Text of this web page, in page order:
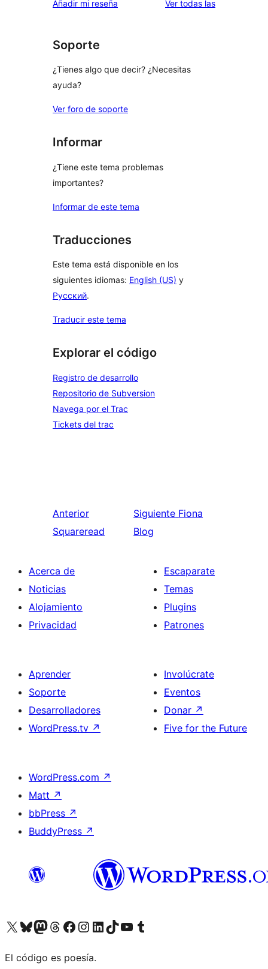
Añadir mi reseña Ver todas lasvaloraciones
Soporte
¿Tienes algo que decir? ¿Necesitas
ayuda?
Ver foro de soporte
Informar
¿Tiene este tema problemas
importantes?
Informar de este tema
Traducciones
Este tema está disponible en los
siguientes idiomas: English (US) y
Русский.
Traducir este tema
Explorar el código
Registro de desarrollo
Repositorio de Subversion
Navega por el Trac
Tickets del trac
Anterior
Squareread
Siguiente Fiona
Blog
Acerca de
Noticias
Alojamiento
Privacidad
Escaparate
Temas
Plugins
Patrones
Aprender
Soporte
Desarrolladores
WordPress.tv ↗
Involúcrate
Eventos
Donar ↗
Five for the Future
WordPress.com ↗
Matt ↗
bbPress ↗
BuddyPress ↗
Visita nuestra cuenta de X (anteriormente Twitter)
Visita nuestra cuenta de Bluesky
Visita nuestra cuenta de Mastodon
Visita nuestra cuenta de Threads
Visita nuestra página de Facebook
Visita nuestra cuenta de Instagram
Visita nuestra cuenta de LinkedIn
Visita nuestra cuenta de TikTok
Visita nuestro canal de YouTube
Visita nuestra cuenta de Tumblr
El código es poesía.